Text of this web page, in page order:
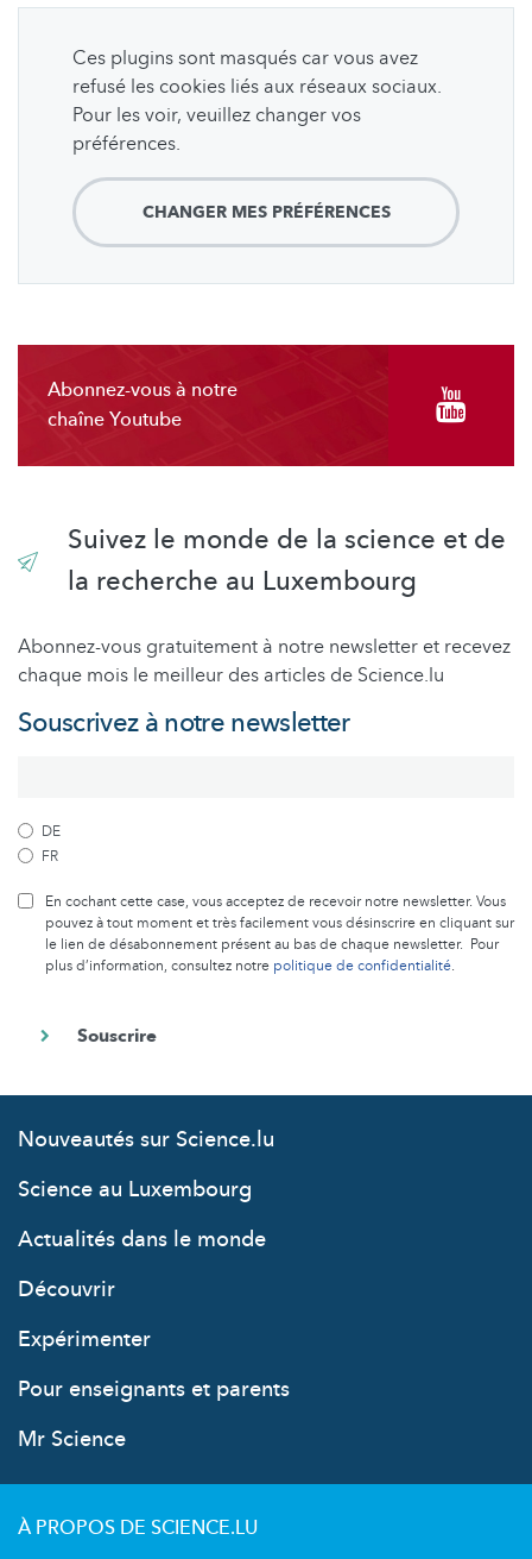
Ces plugins sont masqués car vous avez
refusé les cookies liés aux réseaux sociaux.
Pour les voir, veuillez changer vos
préférences.
CHANGER MES PRÉFÉRENCES
Abonnez-vous à notre
chaîne Youtube
Suivez le monde de la science et de
la recherche au Luxembourg
Abonnez-vous gratuitement à notre newsletter et recevez
chaque mois le meilleur des articles de Science.lu
Souscrivez à notre newsletter
DE
FR
En cochant cette case, vous acceptez de recevoir notre newsletter. Vous
pouvez à tout moment et très facilement vous désinscrire en cliquant sur
le lien de désabonnement présent au bas de chaque newsletter. Pour
plus d’information, consultez notre politique de confidentialité.
Nouveautés sur Science.lu
Science au Luxembourg
Actualités dans le monde
Découvrir
Expérimenter
Pour enseignants et parents
Mr Science
À PROPOS DE SCIENCE.LU